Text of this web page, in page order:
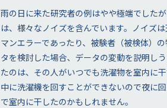
雨の日に来た研究者の例はやや極端でした
は、様々なノイズを含んでいます。ノイズ
マンエラーであったり、被験者（被検体）
タを検討した場合、データの変動を説明し
たのは、その人がいつでも洗濯物を室内に
中に洗濯機を回すことができないので夜に
で室内に干したのかもしれません。